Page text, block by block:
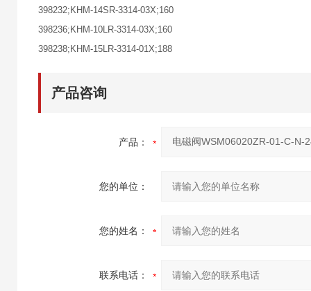
398232;KHM-14SR-3314-03X;160
398236;KHM-10LR-3314-03X;160
398238;KHM-15LR-3314-01X;188
产品咨询
产品：
您的单位：
您的姓名：
联系电话：